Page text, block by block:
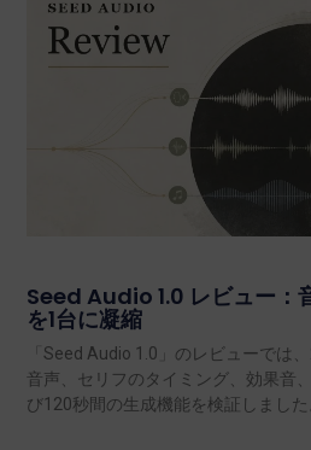
Seed Audio 1.0 レビュー：
を1台に凝縮
「Seed Audio 1.0」のレビューでは
音声、セリフのタイミング、効果音
び120秒間の生成機能を検証しました